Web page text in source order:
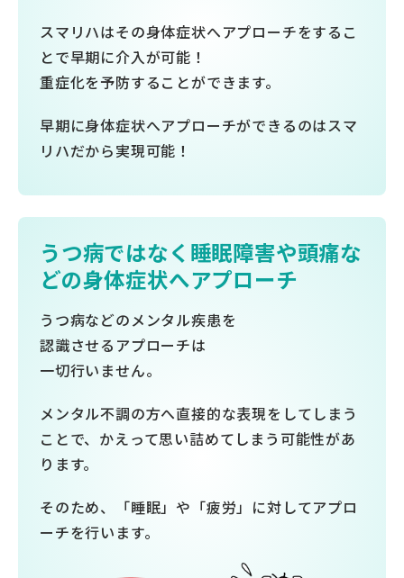
スマリハはその身体症状へアプローチをするこ
とで早期に介入が可能！
重症化を予防することができます。
早期に身体症状へアプローチができるのはスマ
リハだから実現可能！
うつ病ではなく睡眠障害や頭痛な
どの身体症状へアプローチ
うつ病などのメンタル疾患を
認識させるアプローチは
一切行いません。
メンタル不調の方へ直接的な表現をしてしまう
ことで、かえって思い詰めてしまう可能性があ
ります。
そのため、「睡眠」や「疲労」に対してアプロ
ーチを行います。